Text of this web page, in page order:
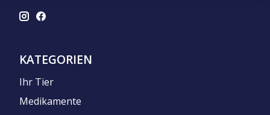
KATEGORIEN
Ihr Tier
Medikamente